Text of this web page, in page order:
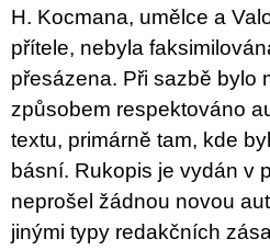
H. Kocmana, umělce a
přítele, nebyla
přesázena. Při sazbě bylo
způsobem respektováno
textu, primárně tam, kde
básní. Rukopis je vydán v
neprošel žádnou novou
jinými typy redakčních
SMĚNU
VÝBĚR
Z
TEXTŮ
2022 –
2025
350
Kč